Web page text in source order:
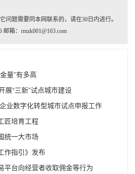
问题需要同本网联系的，请在30日内进行。
箱：rmzk001@163.com
量”有多高
展“三新”试点城市建设
业数字化转型城市试点申报工作
匠培育工程
统一大市场
作指引》发布
平台向经营者收取佣金等行为